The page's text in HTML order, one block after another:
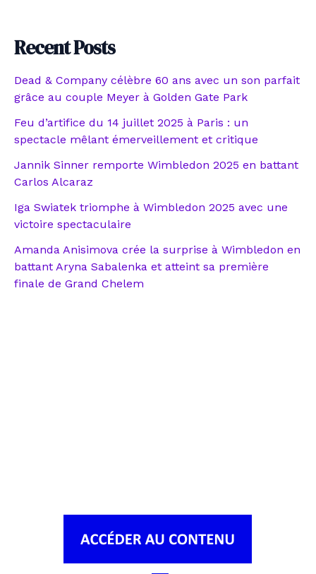
Recent Posts
Dead & Company célèbre 60 ans avec un son parfait
grâce au couple Meyer à Golden Gate Park
Feu d’artifice du 14 juillet 2025 à Paris : un
spectacle mêlant émerveillement et critique
Jannik Sinner remporte Wimbledon 2025 en battant
Carlos Alcaraz
Iga Swiatek triomphe à Wimbledon 2025 avec une
victoire spectaculaire
Amanda Anisimova crée la surprise à Wimbledon en
battant Aryna Sabalenka et atteint sa première
finale de Grand Chelem